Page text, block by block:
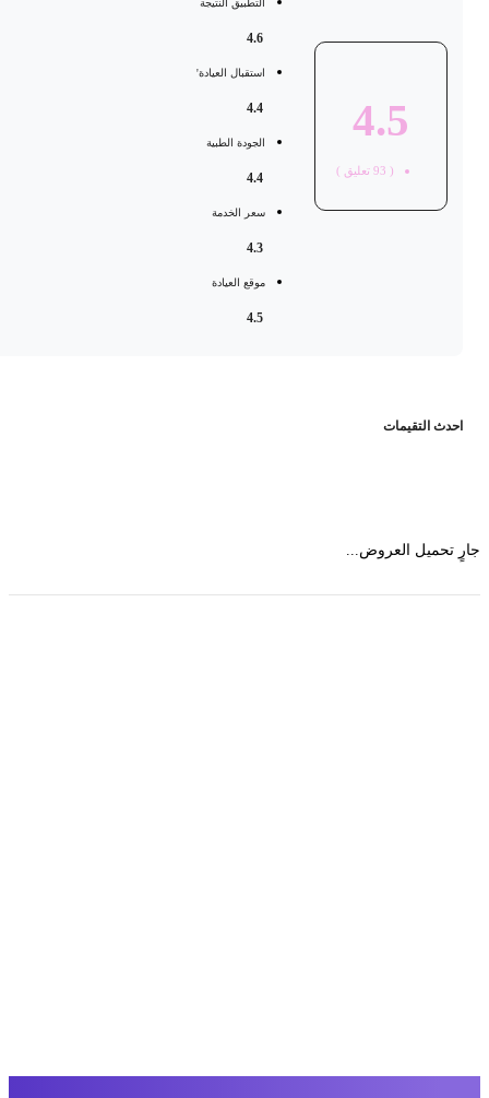
4.5
93 تعليق )
التطبيق النتيجة
استقبال العيادة'
الجودة الطبية
سعر الخدمة
موقع العيادة
التقيمات
تحميل العروض...